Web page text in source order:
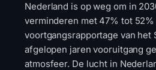
Nederland is op weg om in
verminderen met 47% tot
voortgangsrapportage van het
afgelopen jaren vooruitgang
atmosfeer. De lucht in